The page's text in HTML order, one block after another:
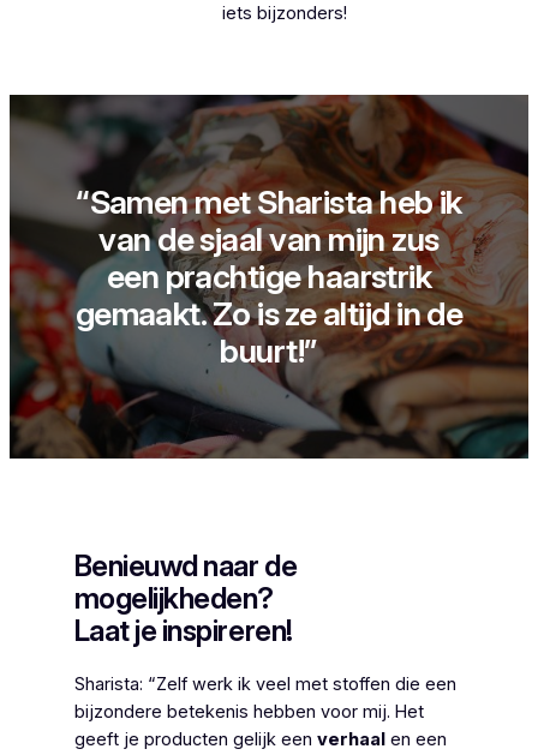
iets bijzonders!
“Samen met Sharista heb ik
van de sjaal van mijn zus
een prachtige haarstrik
gemaakt. Zo is ze altijd in de
buurt!”
Benieuwd naar de
mogelijkheden?
Laat je inspireren!
Sharista: “Zelf werk ik veel met stoffen die een
bijzondere betekenis hebben voor mij. Het
geeft je producten gelijk een verhaalen een